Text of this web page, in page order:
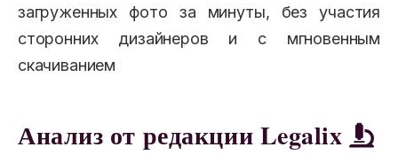
загруженных фото за минуты, без участия
сторонних дизайнеров и с мгновенным
скачиванием
Анализ от редакции Legalix